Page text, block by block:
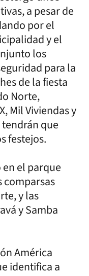
a pesar de
por el
y el
los
para la
de la fiesta
Norte,
Mil Viviendas y
que
festejos.
el parque
comparsas
y las
y Samba
América
identifica a